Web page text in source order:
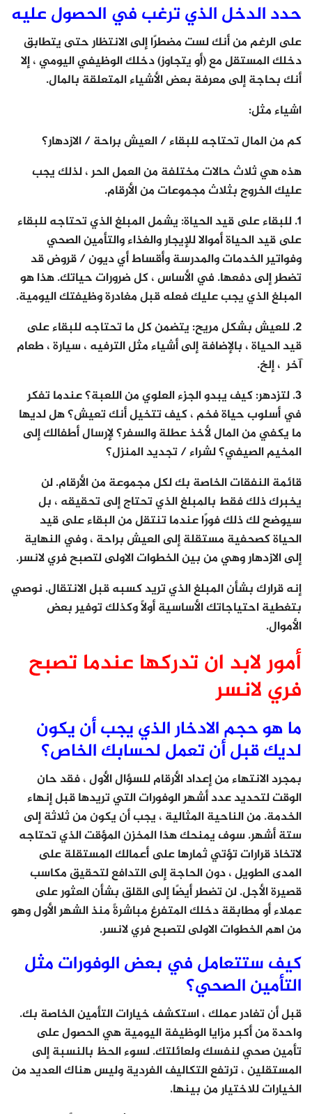
حدد الدخل الذي ترغب في الحصول عليه
على الرغم من أنك لست مضطرًا إلى الانتظار حتى يتطابق
دخلك المستقل مع (أو يتجاوز) دخلك الوظيفي اليومي ، إلا
أنك بحاجة إلى معرفة بعض الأشياء المتعلقة بالمال.
اشياء مثل:
كم من المال تحتاجه للبقاء / العيش براحة / الازدهار؟
هذه هي ثلاث حالات مختلفة من العمل الحر ، لذلك يجب
عليك الخروج بثلاث مجموعات من الأرقام.
1. للبقاء على قيد الحياة: يشمل المبلغ الذي تحتاجه للبقاء
على قيد الحياة أموالا للإيجار والغذاء والتأمين الصحي
وفواتير الخدمات والمدرسة وأقساط أي ديون / قروض قد
تضطر إلى دفعها. في الأساس ، كل ضرورات حياتك. هذا هو
المبلغ الذي يجب عليك فعله قبل مغادرة وظيفتك اليومية.
2. للعيش بشكل مريح: يتضمن كل ما تحتاجه للبقاء على
قيد الحياة ، بالإضافة إلى أشياء مثل الترفيه ، سيارة ، طعام
آخر ، إلخ.
3. لتزدهر: كيف يبدو الجزء العلوي من اللعبة؟ عندما تفكر
في أسلوب حياة فخم ، كيف تتخيل أنك تعيش؟ هل لديها
ما يكفي من المال لأخذ عطلة والسفر؟ لإرسال أطفالك إلى
المخيم الصيفي؟ لشراء / تجديد المنزل؟
قائمة النفقات الخاصة بك لكل مجموعة من الأرقام. لن
يخبرك ذلك فقط بالمبلغ الذي تحتاج إلى تحقيقه ، بل
سيوضح لك ذلك فورًا عندما تنتقل من البقاء على قيد
الحياة كصحفية مستقلة إلى العيش براحة ، وفي النهاية
إلى الازدهار وهي من بين الخطوات الاولى لتصبح فري لانسر.
إنه قرارك بشأن المبلغ الذي تريد كسبه قبل الانتقال. نوصي
بتغطية احتياجاتك الأساسية أولاً وكذلك توفير بعض
الأموال.
أمور لابد ان تدركها عندما تصبح
فري لانسر
ما هو حجمالادخار الذي يجب أن يكون
لديك قبل أن تعمل لحسابك الخاص؟
بمجرد الانتهاء من إعداد الأرقام للسؤال الأول ، فقد حان
الوقت لتحديد عدد أشهر الوفورات التي تريدها قبل إنهاء
الخدمة. من الناحية المثالية ، يجب أن يكون من ثلاثة إلى
ستة أشهر. سوف يمنحك هذا المخزن المؤقت الذي تحتاجه
لاتخاذ قرارات تؤتي ثمارها على أعمالك المستقلة على
المدى الطويل ، دون الحاجة إلى التدافع لتحقيق مكاسب
قصيرة الأجل. لن تضطر أيضًا إلى القلق بشأن العثور على
عملاء أو مطابقة دخلك المتفرغ مباشرةً منذ الشهر الأول وهو
من اهم الخطوات الاولى لتصبح فري لانسر.
كيف ستتعامل في بعض الوفورات مثل
التأمين الصحي؟
قبل أن تغادر عملك ، استكشف خيارات التأمين الخاصة بك.
واحدة من أكبر مزايا الوظيفة اليومية هي الحصول على
تأمين صحي لنفسك ولعائلتك. لسوء الحظ بالنسبة إلى
المستقلين ، ترتفع التكاليف الفردية وليس هناك العديد من
الخيارات للاختيار من بينها.